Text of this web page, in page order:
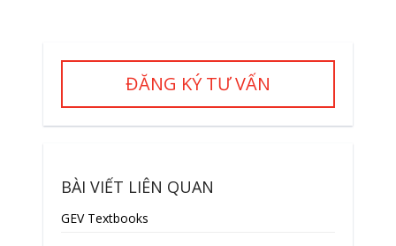
ĐĂNG KÝ TƯ VẤN
BÀI VIẾT LIÊN QUAN
GEV Textbooks